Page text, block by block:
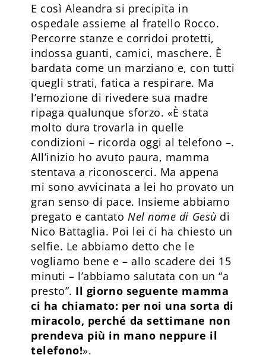
E così Aleandra si precipita in
ospedale assieme al fratello Rocco.
Percorre stanze e corridoi protetti,
indossa guanti, camici, maschere. È
bardata come un marziano e, con tutti
quegli strati, fatica a respirare. Ma
l’emozione di rivedere sua madre
ripaga qualunque sforzo. «È stata
molto dura trovarla in quelle
condizioni – ricorda oggi al telefono –.
All’inizio ho avuto paura, mamma
stentava a riconoscerci. Ma appena
mi sono avvicinata a lei ho provato un
gran senso di pace. Insieme abbiamo
pregato e cantato Nel nome di Gesù di
Nico Battaglia. Poi lei ci ha chiesto un
selfie. Le abbiamo detto che le
vogliamo bene e – allo scadere dei 15
minuti – l’abbiamo salutata con un “a
presto”. Il giorno seguente mamma
ci ha chiamato: per noi una sorta di
miracolo, perché da settimane non
prendeva più in mano neppure il
telefono!».